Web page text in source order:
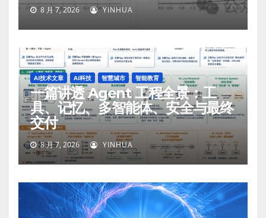
8 月 7, 2026 YINHUA
AI技术文章 AI科技 智慧城市 智能教育
一篇讲透 Agent 工程全景：工
具、记忆、多智能体、安全与最终
交付
8 月 7, 2026 YINHUA